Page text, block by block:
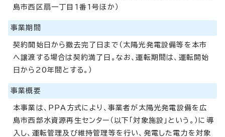
島市西区扇一丁目1番1号ほか）
事業期間
契約開始日から撤去完了日まで（太陽光発電設備等を本市
へ譲渡する場合は契約満了日。なお、運転期間は、運転開始
日から20年間とする。）
事業概要
本事業は、PPA方式により、事業者が太陽光発電設備を広
島市西部水資源再生センター（以下「対象施設」という。）に導
入し、運転管理及び維持管理等を行い、発電した電力を対象